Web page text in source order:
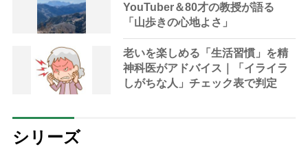
YouTuber＆80才の教授が語る
「山歩きの心地よさ」
老いを楽しめる「生活習慣」を精
神科医がアドバイス｜「イライラ
しがちな人」チェック表で判定
シリーズ